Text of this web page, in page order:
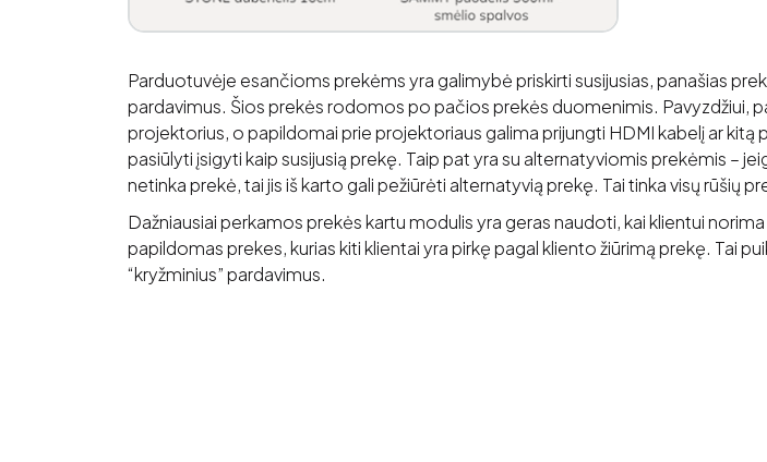
Parduotuvėje esančioms prekėms yra galimybė priskirti susijusias, panašias
pardavimus. Šios prekės rodomos po pačios prekės duomenimis. Pavyzdžiui,
projektorius, o papildomai prie projektoriaus galima prijungti HDMI kabelį ar kitą
pasiūlyti įsigyti kaip susijusią prekę. Taip pat yra su alternatyviomis prekėmis –
netinka prekė, tai jis iš karto gali pežiūrėti alternatyvią prekę. Tai tinka visų rūšių
Dažniausiai perkamos prekės kartu modulis yra geras naudoti, kai klientui
papildomas prekes, kurias kiti klientai yra pirkę pagal kliento žiūrimą prekę. Tai
“kryžminius” pardavimus.